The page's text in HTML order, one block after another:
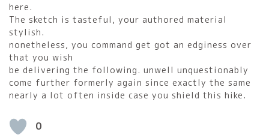
here.
The sketch is tasteful, your authored material
stylish.
nonetheless, you command get got an edginess over
that you wish
be delivering the following. unwell unquestionably
come further formerly again since exactly the same
nearly a lot often inside case you shield this hike.
0